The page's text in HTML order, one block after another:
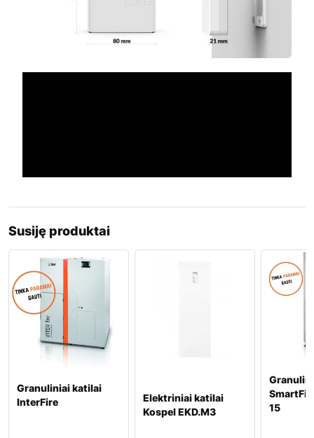
Susiję produktai
Granuliniai katilai
InterFire
Elektriniai katilai
Kospel EKD.M3
15